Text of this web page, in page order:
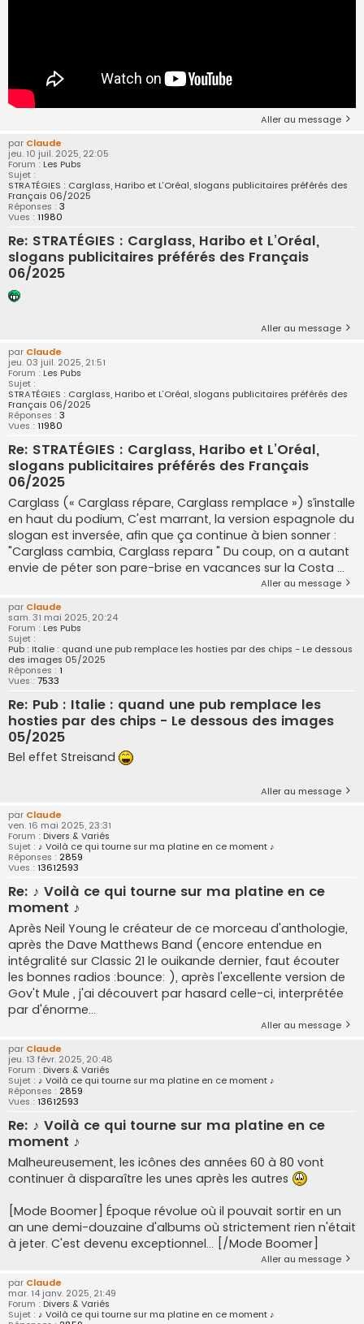
Aller au message
par Claude
jeu. 10 juil. 2025, 22:05
Forum : Les Pubs
Sujet :
STRATÉGIES : Carglass, Haribo et L’Oréal, slogans publicitaires préférés des
Français 06/2025
Réponses : 3
Vues : 11980
Re: STRATÉGIES : Carglass, Haribo et L’Oréal,
slogans publicitaires préférés des Français
06/2025
Aller au message
par Claude
jeu. 03 juil. 2025, 21:51
Forum : Les Pubs
Sujet :
STRATÉGIES : Carglass, Haribo et L’Oréal, slogans publicitaires préférés des
Français 06/2025
Réponses : 3
Vues : 11980
Re: STRATÉGIES : Carglass, Haribo et L’Oréal,
slogans publicitaires préférés des Français
06/2025
Carglass (« Carglass répare, Carglass remplace ») s’installe
en haut du podium, C'est marrant, la version espagnole du
slogan est inversée, afin que ça continue à bien sonner :
"Carglass cambia, Carglass repara " Du coup, on a autant
envie de péter son pare-brise en vacances sur la Costa ...
Aller au message
par Claude
sam. 31 mai 2025, 20:24
Forum : Les Pubs
Sujet :
Pub : Italie : quand une pub remplace les hosties par des chips - Le dessous
des images 05/2025
Réponses : 1
Vues : 7533
Re: Pub : Italie : quand une pub remplace les
hosties par des chips - Le dessous des images
05/2025
Bel effet Streisand
Aller au message
par Claude
ven. 16 mai 2025, 23:31
Forum : Divers & Variés
Sujet : ♪ Voilà ce qui tourne sur ma platine en ce moment ♪
Réponses : 2859
Vues : 13612593
Re: ♪ Voilà ce qui tourne sur ma platine en ce
moment ♪
Après Neil Young le créateur de ce morceau d'anthologie,
après the Dave Matthews Band (encore entendue en
intégralité sur Classic 21 le ouikande dernier, faut écouter
les bonnes radios :bounce: ), après l'excellente version de
Gov't Mule , j'ai découvert par hasard celle-ci, interprétée
par d'énorme...
Aller au message
par Claude
jeu. 13 févr. 2025, 20:48
Forum : Divers & Variés
Sujet : ♪ Voilà ce qui tourne sur ma platine en ce moment ♪
Réponses : 2859
Vues : 13612593
Re: ♪ Voilà ce qui tourne sur ma platine en ce
moment ♪
Malheureusement, les icônes des années 60 à 80 vont
continuer à disparaître les unes après les autres
[Mode Boomer] Époque révolue où il pouvait sortir en un
an une demi-douzaine d'albums où strictement rien n'était
à jeter. C'est devenu exceptionnel... [/Mode Boomer]
Aller au message
par Claude
mar. 14 janv. 2025, 21:49
Forum : Divers & Variés
Sujet : ♪ Voilà ce qui tourne sur ma platine en ce moment ♪